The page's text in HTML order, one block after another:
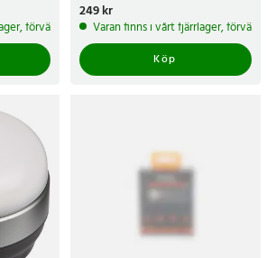
förväntas skickas inom 5-7 arbetsdagar
Pris:249 kr
249 kr
Varan finns i vårt fjärrlager,
Köp